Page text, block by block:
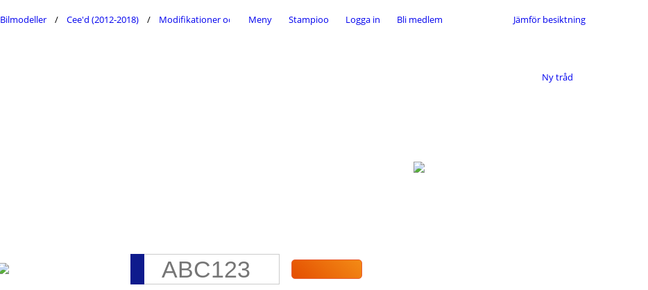
Meny Stampioo Logga in Bli medlem Jämför besiktning
Bilmodeller Cee'd (2012-2018) Modifikationer och tillbehör
Ny tråd